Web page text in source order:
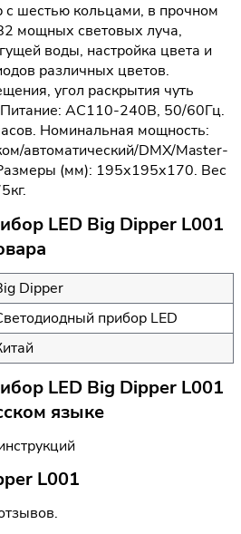
шестью кольцами, в прочном
мощных световых луча,
воды, настройка цвета и
различных цветов.
угол раскрытия чуть
AC110-240В, 50/60Гц.
Номинальная мощность:
автоматический/DMX/Master-
(мм): 195х195х170. Вес
LED Big Dipper L001
Dipper
прибор LED
LED Big Dipper L001
языке
L001